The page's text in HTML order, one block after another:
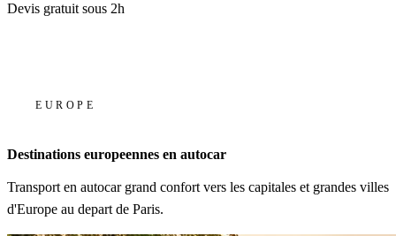
Devis gratuit sous 2h
EUROPE
Destinations europeennes en autocar
Transport en autocar grand confort vers les capitales et grandes villes
d'Europe au depart de Paris.